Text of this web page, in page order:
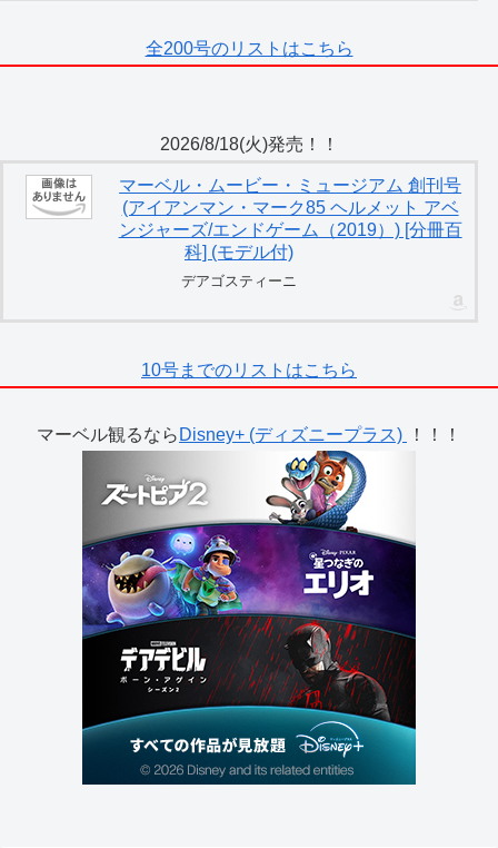
全200号のリストはこちら
2026/8/18(火)発売！！
マーベル・ムービー・ミュージアム 創刊号
(アイアンマン・マーク85 ヘルメット アベ
ンジャーズ/エンドゲーム（2019）) [分冊百
科] (モデル付)
デアゴスティーニ
10号までのリストはこちら
マーベル観るなら Disney+ (ディズニープラス) ！！！